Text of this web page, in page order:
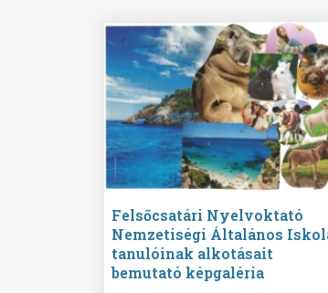
Felsőcsatári Nyelvoktató
Nemzetiségi Általános
tanulóinak alkotásait
bemutató képgaléria